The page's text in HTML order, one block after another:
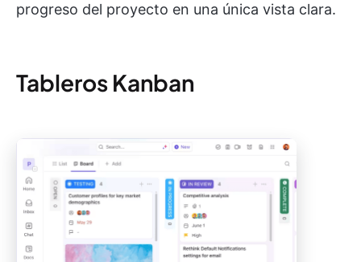
progreso del proyecto en una única vista clara.
Tableros Kanban